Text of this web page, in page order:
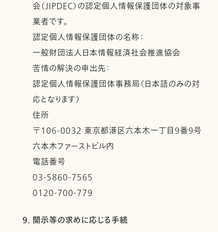
会（JIPDEC）の認定個人情報保護団体の対象事
業者です。
認定個人情報保護団体の名称：
一般財団法人日本情報経済社会推進協会
苦情の解決の申出先：
認定個人情報保護団体事務局（日本語のみの対
応となります）
住所
〒106-0032 東京都港区六本木一丁目９番９号
六本木ファーストビル内
電話番号
03-5860-7565
0120-700-779
9. 開示等の求めに応じる手続